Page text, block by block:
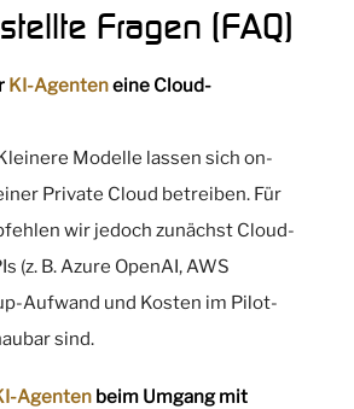
Fragen (FAQ)
KI-Agenteneine Cloud-
Modelle lassen sich on-
Private Cloud betreiben. Für
wir jedoch zunächst Cloud-
(z. B. Azure OpenAI, AWS
Aufwand und Kosten im Pilot-
sind.
Agenten beim Umgang mit